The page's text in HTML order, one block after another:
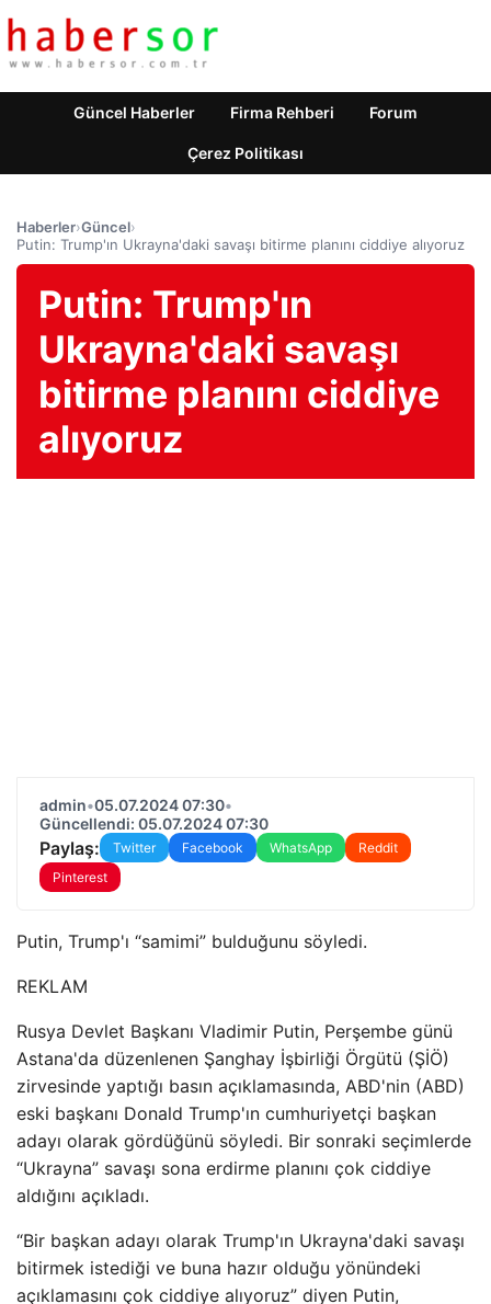
Güncel Haberler Firma Rehberi Forum
Çerez Politikası
Haberler›Güncel›
Putin: Trump'ın Ukrayna'daki savaşı bitirme planını ciddiye alıyoruz
Putin: Trump'ın
Ukrayna'daki savaşı
bitirme planını ciddiye
alıyoruz
admin•05.07.2024 07:30•
Güncellendi: 05.07.2024 07:30
Paylaş: Twitter Facebook WhatsApp
Reddit
Pinterest
Putin, Trump'ı “samimi” bulduğunu söyledi.
REKLAM
Rusya Devlet Başkanı Vladimir Putin, Perşembe günü
Astana'da düzenlenen Şanghay İşbirliği Örgütü (ŞİÖ)
zirvesinde yaptığı basın açıklamasında, ABD'nin (ABD)
eski başkanı Donald Trump'ın cumhuriyetçi başkan
adayı olarak gördüğünü söyledi. Bir sonraki seçimlerde
“Ukrayna” savaşı sona erdirme planını çok ciddiye
aldığını açıkladı.
“Bir başkan adayı olarak Trump'ın Ukrayna'daki savaşı
bitirmek istediği ve buna hazır olduğu yönündeki
açıklamasını çok ciddiye alıyoruz” diyen Putin,